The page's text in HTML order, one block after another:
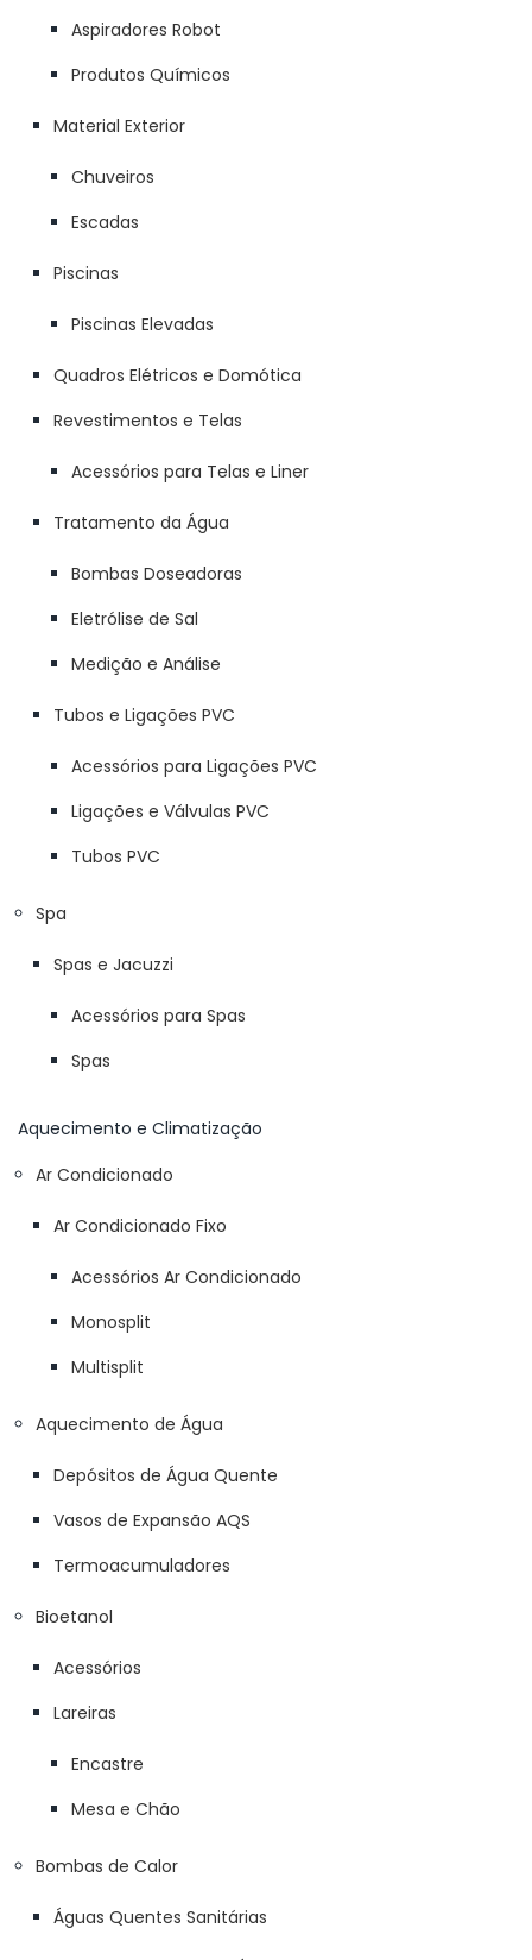
Aspiradores Robot
Produtos Químicos
Material Exterior
Chuveiros
Escadas
Piscinas
Piscinas Elevadas
Quadros Elétricos e Domótica
Revestimentos e Telas
Acessórios para Telas e Liner
Tratamento da Água
Bombas Doseadoras
Eletrólise de Sal
Medição e Análise
Tubos e Ligações PVC
Acessórios para Ligações PVC
Ligações e Válvulas PVC
Tubos PVC
Spa
Spas e Jacuzzi
Acessórios para Spas
Spas
Aquecimento e Climatização
Ar Condicionado
Ar Condicionado Fixo
Acessórios Ar Condicionado
Monosplit
Multisplit
Aquecimento de Água
Depósitos de Água Quente
Vasos de Expansão AQS
Termoacumuladores
Bioetanol
Acessórios
Lareiras
Encastre
Mesa e Chão
Bombas de Calor
Águas Quentes Sanitárias